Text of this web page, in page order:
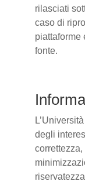
rilasciati
caso di
piattaforme
fonte.
degli